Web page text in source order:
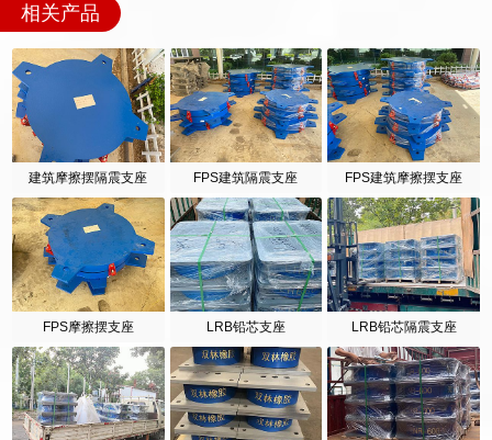
相关产品
建筑摩擦摆隔震支座 FPS建筑隔震支座 FPS建筑摩擦摆支座
FPS摩擦摆支座 LRB铅芯支座 LRB铅芯隔震支座